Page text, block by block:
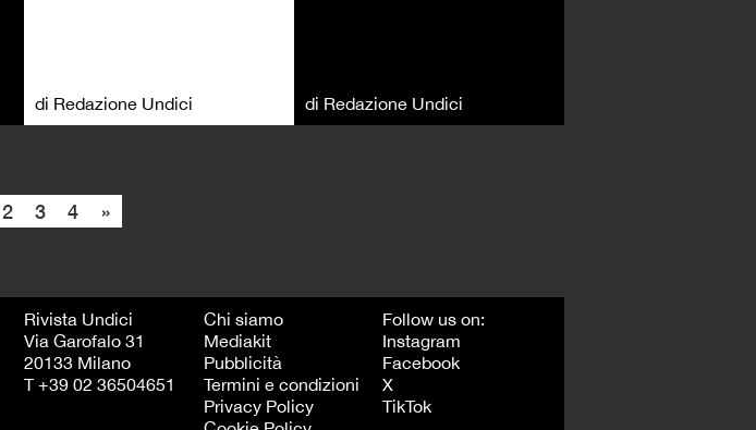
di Redazione Undici di Redazione Undici
2 3 4 »
Rivista Undici
Via Garofalo 31
20133 Milano
T +39 02 36504651
Chi siamo
Mediakit
Pubblicità
Termini e condizioni
Privacy Policy
Follow us on:
Instagram
Facebook
X
TikTok